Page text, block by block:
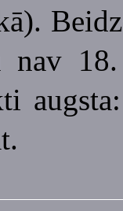
nav